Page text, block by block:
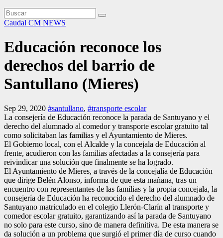
Caudal CM NEWS
Educación reconoce los
derechos del barrio de
Santullano (Mieres)
Sep 29, 2020 #santullano, #transporte escolar
La consejería de Educación reconoce la parada de Santuyano y el
derecho del alumnado al comedor y transporte escolar gratuito tal
como solicitaban las familias y el Ayuntamiento de Mieres.
El Gobierno local, con el Alcalde y la concejala de Educación al
frente, acudieron con las familias afectadas a la consejería para
reivindicar una solución que finalmente se ha logrado.
El Ayuntamiento de Mieres, a través de la concejalía de Educación
que dirige Belén Alonso, informa de que esta mañana, tras un
encuentro con representantes de las familias y la propia concejala, la
consejería de Educación ha reconocido el derecho del alumnado de
Santuyano matriculado en el colegio Llerón-Clarín al transporte y
comedor escolar gratuito, garantizando así la parada de Santuyano
no solo para este curso, sino de manera definitiva. De esta manera se
da solución a un problema que surgió el primer día de curso cuando